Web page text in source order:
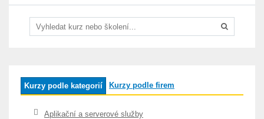
Kurzy podle kategorií Kurzy podle firem
Aplikační a serverové služby